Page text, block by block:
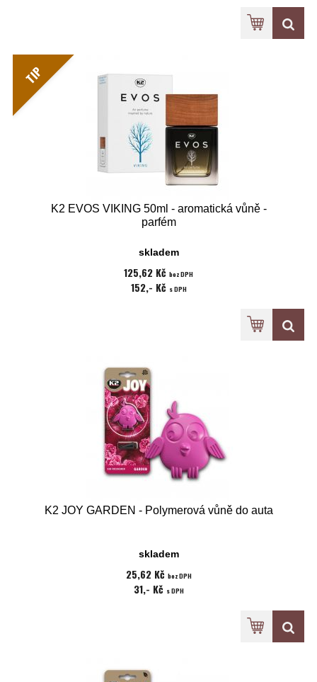
TIP
K2 EVOS VIKING 50ml - aromatická vůně -
parfém
skladem
125,62 Kč bez DPH
152,- Kč s DPH
K2 JOY GARDEN - Polymerová vůně do auta
skladem
25,62 Kč bez DPH
31,- Kč s DPH